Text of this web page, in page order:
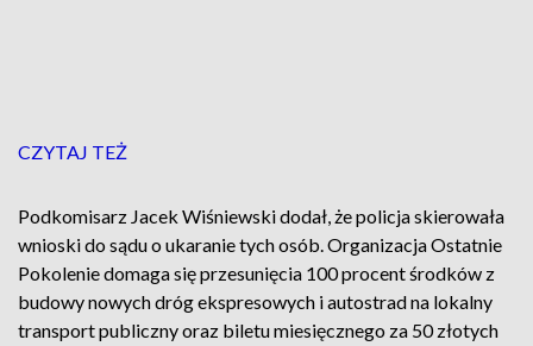
CZYTAJ TEŻ
Podkomisarz Jacek Wiśniewski dodał, że policja skierowała
wnioski do sądu o ukaranie tych osób. Organizacja Ostatnie
Pokolenie domaga się przesunięcia 100 procent środków z
budowy nowych dróg ekspresowych i autostrad na lokalny
transport publiczny oraz biletu miesięcznego za 50 złotych